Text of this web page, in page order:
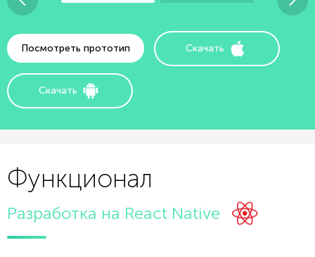
Посмотреть прототип Скачать
Скачать
Функционал
Разработка на React Native